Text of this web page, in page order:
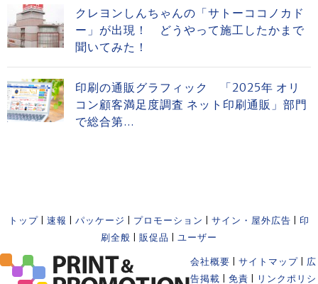
クレヨンしんちゃんの「サトーココノカド
ー」が出現！ どうやって施工したかまで
聞いてみた！
印刷の通販グラフィック 「2025年 オリ
コン顧客満足度調査 ネット印刷通販」部門
で総合第...
トップ 速報 パッケージ プロモーション サイン・屋外広告
印
刷全般
販促品 ユーザー
会社概要 サイトマップ
広
告掲載
免責 リンクポリシ